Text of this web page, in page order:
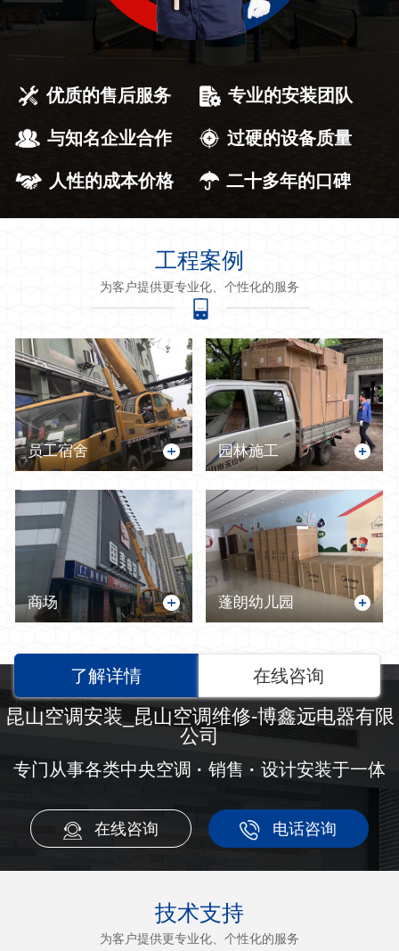
优质的售后服务 专业的安装团队
与知名企业合作 过硬的设备质量
人性的成本价格 二十多年的口碑
工程案例
为客户提供更专业化、个性化的服务
员工宿舍 园林施工
商场 蓬朗幼儿园
了解详情 在线咨询
昆山空调安装_昆山空调维修-博鑫远电器有限
公司
专门从事各类中央空调 · 销售 · 设计安装于一体
在线咨询 电话咨询
技术支持
为客户提供更专业化、个性化的服务